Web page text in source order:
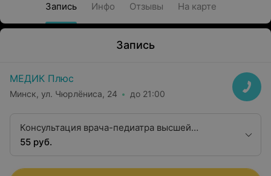
Запись Инфо Отзывы На карте
Запись
МЕДИК Плюс
Минск, ул. Чюрлёниса, 24 до 21:00
Консультация врача-педиатра высшей
квалификационной категории
55 руб.